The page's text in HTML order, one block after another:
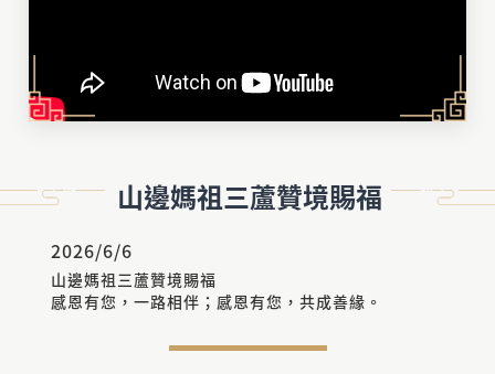
山邊媽祖三蘆贊境賜福
2026/6/6
山邊媽祖三蘆贊境賜福
感恩有您，一路相伴；感恩有您，共成善緣。